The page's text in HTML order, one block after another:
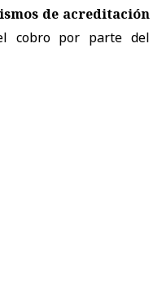
de acreditación
cobro por parte del